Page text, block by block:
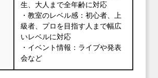
生、大人まで全年齢に対応
・教室のレベル感：初心者、上
級者、プロを目指す人まで幅広
いレベルに対応
・イベント情報：ライブや発表
会など